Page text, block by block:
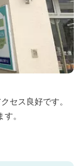
セス良好です。
。